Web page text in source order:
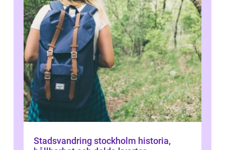
Stadsvandring stockholm historia,